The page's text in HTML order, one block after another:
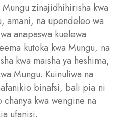
zinajidhihirisha kwa
amani, na upendeleo wa
anapaswa kuelewa
kutoka kwa Mungu, na
kwa maisha ya heshima,
Mungu. Kuinuliwa na
binafsi, bali pia ni
kwa wengine na
ufanisi.